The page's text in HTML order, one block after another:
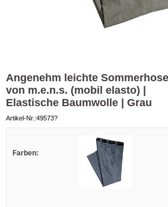
Angenehm leichte Sommerhose
von m.e.n.s. (mobil elasto) |
Elastische Baumwolle | Grau
Artikel-Nr.:49573?
Farben: